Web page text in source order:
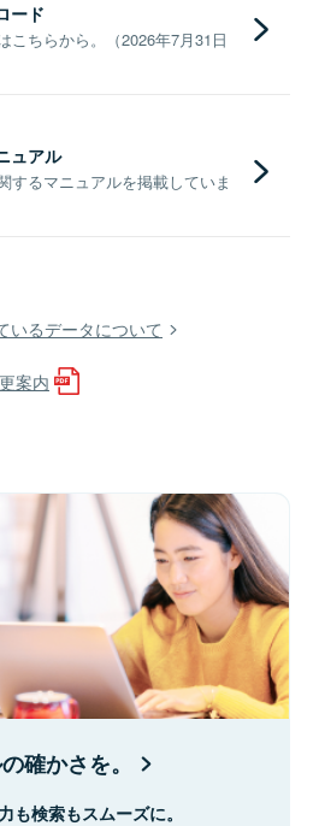
ード
こちらから。（2026年7月31日
ュアル
するマニュアルを掲載していま
いるデータについて
案内
確かさを。
も検索もスムーズに。